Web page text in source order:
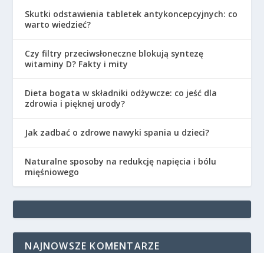
Skutki odstawienia tabletek antykoncepcyjnych: co
warto wiedzieć?
Czy filtry przeciwsłoneczne blokują syntezę
witaminy D? Fakty i mity
Dieta bogata w składniki odżywcze: co jeść dla
zdrowia i pięknej urody?
Jak zadbać o zdrowe nawyki spania u dzieci?
Naturalne sposoby na redukcję napięcia i bólu
mięśniowego
NAJNOWSZE KOMENTARZE